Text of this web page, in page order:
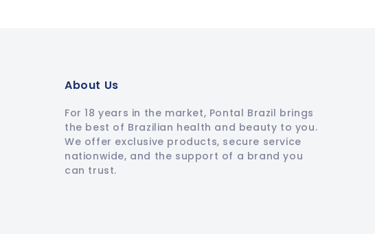
About Us
For 18 years in the market, Pontal Brazil brings
the best of Brazilian health and beauty to you.
We offer exclusive products, secure service
nationwide, and the support of a brand you
can trust.